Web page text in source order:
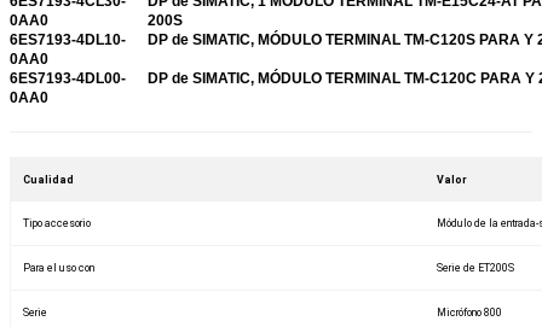
0AA0
200S
6ES7193-4DL10-
0AA0
DP de SIMATIC, MÓDULO TERMINAL TM-C120S PARA Y
6ES7193-4DL00-
0AA0
DP de SIMATIC, MÓDULO TERMINAL TM-C120C PARA Y
Cualidad Valor
Tipo accesorio Módulo de la
Para el uso con Serie de ET200S
Serie Micrófono 800